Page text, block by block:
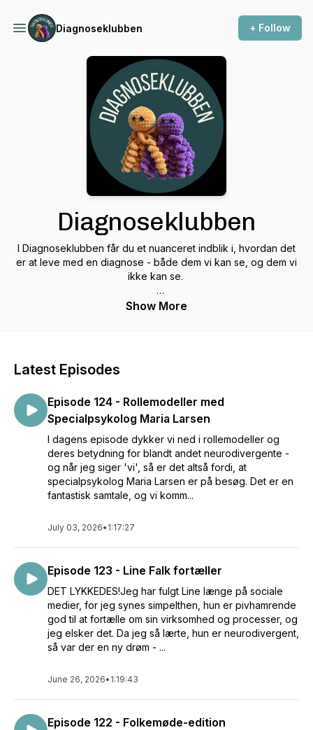
Diagnoseklubben + Follow
Diagnoseklubben
I Diagnoseklubben får du et nuanceret indblik i, hvordan det
er at leve med en diagnose - både dem vi kan se, og dem vi
ikke kan se.
Vi bryder store og komplekse områder ned til konkrete
de områder, vi ikke selv kender til - og sammen kommer vi
faktisk slet ikke er så forskellige endda.
#MentalSundhed #Neurodiversitet #Diversitet #Inklusion
#PersonligeFortællinger #Research #Videnskab
#Ekspertviden #Dialog
Show More
Latest Episodes
Episode 124 - Rollemodeller med
Specialpsykolog Maria Larsen
I dagens episode dykker vi ned i rollemodeller og
deres betydning for blandt andet neurodivergente -
og når jeg siger 'vi', så er det altså fordi, at
specialpsykolog Maria Larsen er på besøg. Det er en
fantastisk samtale, og vi komm...
July 03, 2026• 1:17:27
Episode 123 - Line Falk fortæller
DET LYKKEDES!Jeg har fulgt Line længe på sociale
medier, for jeg synes simpelthen, hun er pivhamrende
god til at fortælle om sin virksomhed og processer, og
jeg elsker det. Da jeg så lærte, hun er neurodivergent,
så var der en ny drøm - ...
June 26, 2026• 1:19:43
Episode 122 - Folkemøde-edition